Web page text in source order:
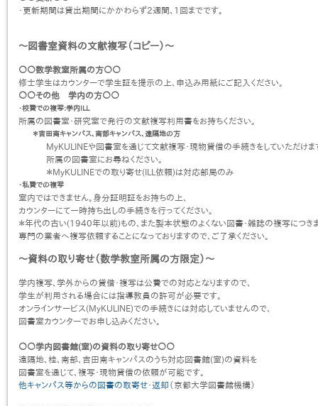
・更新期間は貸出期間にかかわらず2週間、1回までです。
〜図書室資料の文献複写（コピー）〜
○○数学教室所属の方○○
修士学生はカウンターで学生証を提示の上、申込み用紙にご記入ください。
○○その他 学内の方○○
・校費での複写:学内ILL
所属の図書室・研究室で発行の文献複写利用書をお持ちください。
＊吉田南キャンパス、南部キャンパス、遠隔地の方
MyKULINEや図書室を通じて文献複写・現物貸借の手続きをしていただけま
所属の図書室にお尋ねください。
＊MyKULINEでの取り寄せ(ILL依頼)は対応部局のみ
・私費での複写
室内ではできません。身分証明証をお持ちの上、
カウンターにて一時持ち出しの手続きを行ってください。
＊年代の古い(1940年以前)もの、また製本状態のよくない図書・雑誌の複写につきま
専門の業者へ複写依頼することになっておりますので、ご了承ください。
〜資料の取り寄せ（数学教室所属の方限定）〜
学内複写、学外からの貸借・複写は公費での対応となりますので、
学生が利用される場合には指導教員の許可が必要です。
オンラインサービス(MyKULINE)での手続きには対応していませんので、
図書室カウンターでお申し込みください。
○○学内図書館(室)の資料の取り寄せ○○
遠隔地、桂、南部、吉田南キャンパスのうち対応図書館(室)の資料を
図書室を通じて、複写・現物貸借の依頼が可能です。
他キャンパス等からの図書の取寄せ・返却 （京都大学図書館機構）